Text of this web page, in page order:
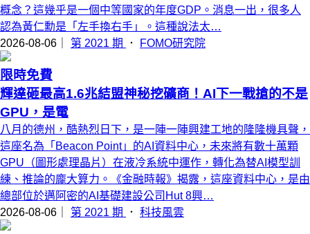
概念？這幾乎是一個中等國家的年度GDP。消息一出，很多人
認為黃仁勳是「左手換右手」。這種說法太…
2026-08-06｜ 第 2021 期 ． FOMO研究院
限時免費
輝達砸最高1.6兆結盟神秘挖礦商！AI下一戰搶的不是
GPU，是電
八月的德州，酷熱烈日下，是一陣一陣興建工地的隆隆機具聲，
這座名為「Beacon Point」的AI資料中心，未來將有數十萬顆
GPU（圖形處理晶片）在液冷系統中運作，轉化為替AI模型訓
練、推論的龐大算力。《金融時報》揭露，這座資料中心，是由
總部位於邁阿密的AI基礎建設公司Hut 8興…
2026-08-06｜ 第 2021 期 ． 科技風雲